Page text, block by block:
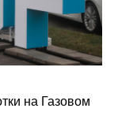
на Газовом